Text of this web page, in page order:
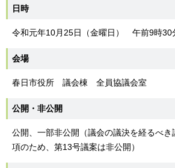
日時
令和元年10月25日（金曜日） 午前9時30
会場
春日市役所 議会棟 全員協議会室
公開・非公開
公開、一部非公開（議会の議決を経るべ
項のため、第13号議案は非公開）